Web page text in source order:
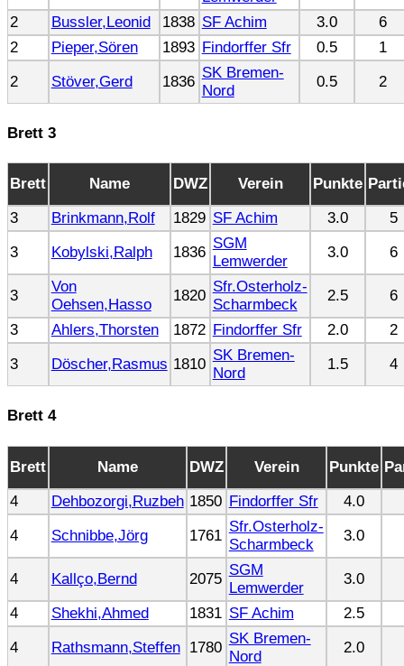
2
Bussler,Leonid 1838 SF Achim 3.0
6
2
Pieper,Sören 1893 Findorffer Sfr 0.5
1
2
Stöver,Gerd 1836
SK Bremen-
Nord
0.5 2
Brett 3
Brett Name DWZ Verein Punkte
3
Brinkmann,Rolf 1829 SF Achim 3.0
5
3
Kobylski,Ralph 1836
SGM
Lemwerder
3.0 6
3
Von
Oehsen,Hasso
1820
Sfr.Osterholz-
Scharmbeck
2.5
6
3
Ahlers,Thorsten 1872 Findorffer Sfr 2.0
2
3
Döscher,Rasmus 1810
SK Bremen-
Nord
1.5 4
Brett 4
Brett Name DWZ Verein Punkte
4
Dehbozorgi,Ruzbeh 1850 Findorffer Sfr
4.0
4
Schnibbe,Jörg 1761
Sfr.Osterholz-
Scharmbeck
3.0
4 Kallço,Bernd 2075
SGM
Lemwerder
3.0
4
Shekhi,Ahmed 1831 SF Achim
2.5
4
Rathsmann,Steffen 1780
SK Bremen-
Nord
2.0